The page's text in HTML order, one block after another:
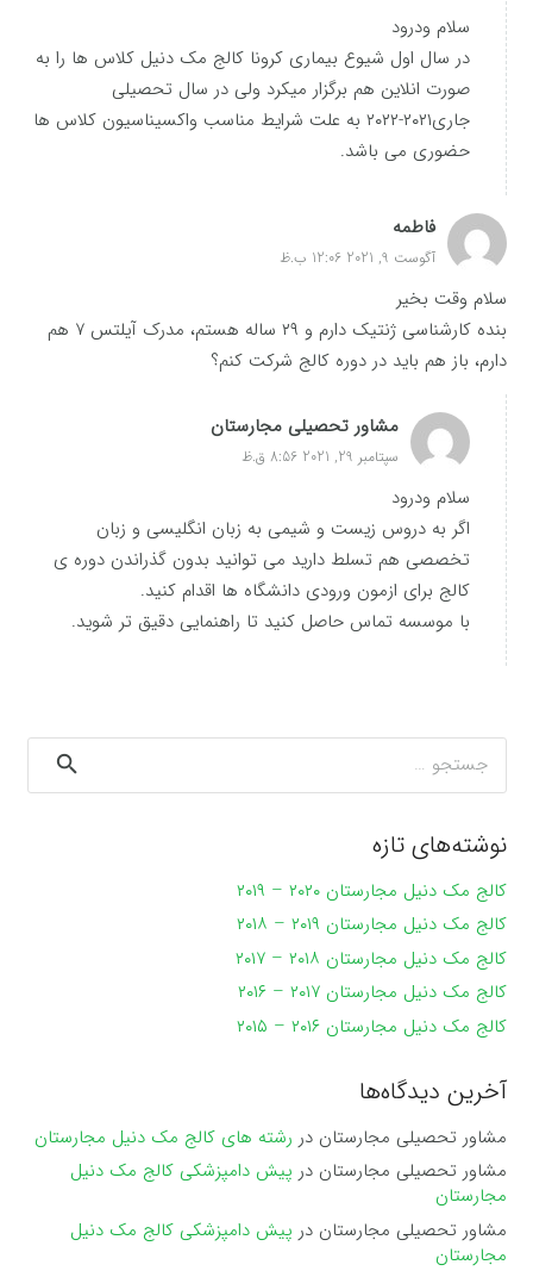
سلام ودرود
در سال اول شیوع بیماری کرونا کالج مک دنیل کلاس ها را به
صورت انلاین هم برگزار میکرد ولی در سال تحصیلی
جاری۲۰۲۱-۲۰۲۲ به علت شرایط مناسب واکسیناسیون کلاس ها
حضوری می باشد.
فاطمه
آگوست 9, 2021 12:06 ب.ظ
سلام وقت بخیر
بنده کارشناسی ژنتیک دارم و ۲۹ ساله هستم، مدرک آیلتس ۷ هم
دارم، باز هم باید در دوره کالج شرکت کنم؟
مشاور تحصیلی مجارستان
سپتامبر 29, 2021 8:56 ق.ظ
سلام ودرود
اگر به دروس زیست و شیمی به زبان انگلیسی و زبان
تخصصی هم تسلط دارید می توانید بدون گذراندن دوره ی
کالج برای ازمون ورودی دانشگاه ها اقدام کنید.
با موسسه تماس حاصل کنید تا راهنمایی دقیق تر شوید.
برای:
نوشته‌های تازه
کالج مک دنیل مجارستان ۲۰۲۰ – ۲۰۱۹
کالج مک دنیل مجارستان ۲۰۱۹ – ۲۰۱۸
کالج مک دنیل مجارستان ۲۰۱۸ – ۲۰۱۷
کالج مک دنیل مجارستان ۲۰۱۷ – ۲۰۱۶
کالج مک دنیل مجارستان ۲۰۱۶ – ۲۰۱۵
آخرین دیدگاه‌ها
مشاور تحصیلی مجارستان در رشته های کالج مک دنیل مجارستان
مشاور تحصیلی مجارستان در پیش دامپزشکی کالج مک دنیل
مجارستان
مشاور تحصیلی مجارستان در پیش دامپزشکی کالج مک دنیل
مجارستان